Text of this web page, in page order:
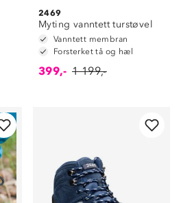
2469
Myting vanntett turstøvel
Vanntett membran
Forsterket tå og hæl
399,- 1 199,-